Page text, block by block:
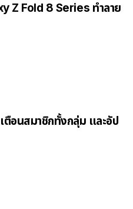
Z Fold 8 Series ทำลาย
อนสมาชิกทั้งกลุ่ม และอัป